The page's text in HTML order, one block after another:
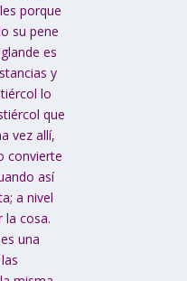
porque
su pene
es
y
lo
que
vez allí,
convierte
así
a nivel
la cosa.
una